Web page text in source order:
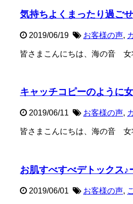
気持ちよくまったり過ご
2019/06/19 お客様の声,
皆さまこんにちは、海の音 女
キャッチコピーのように
2019/06/11 お客様の声,
皆さまこんにちは、海の音 女
お肌すべすべデトックス
2019/06/01 お客様の声,